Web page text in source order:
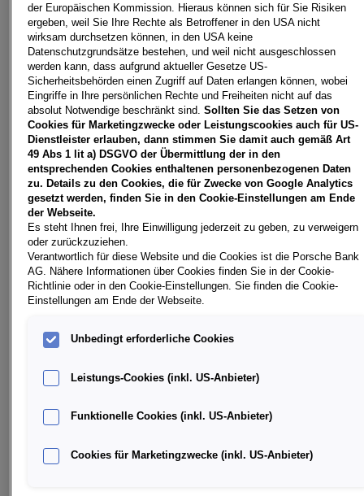
A1 Sportback 30 TFSI S line
5350 Strobl, Salzburg
Erstzulassung
10/2025
Leistung
115 PS (85 kW)
Kilometerstand
5.400 km
Kraftstoffart
Benzin
Fahrzeug & Finanzierung
Fahrzeuge pro Seite 12
1
Die Online-Fahrzeugsuche von car4me hat eine große
Preisen und attraktiven Konditionen. Finanzieren Sie Ihr
genau zu Ihrem Budget passen.Entdecken Sie unsere A1
Sportback Leasing-Modelle, die von unseren
der Europäischen Kommission. Hieraus können sich für Sie Risiken
ergeben, weil Sie Ihre Rechte als Betroffener in den USA nicht
wirksam durchsetzen können, in den USA keine
Datenschutzgrundsätze bestehen, und weil nicht ausgeschlossen
werden kann, dass aufgrund aktueller Gesetze US-
Sicherheitsbehörden einen Zugriff auf Daten erlangen können, wobei
Eingriffe in Ihre persönlichen Rechte und Freiheiten nicht auf das
absolut Notwendige beschränkt sind. Sollten Sie das Setzen von
Cookies für Marketingzwecke oder Leistungscookies auch für US-
Dienstleister erlauben, dann stimmen Sie damit auch gemäß Art
49 Abs 1 lit a) DSGVO der Übermittlung der in den
entsprechenden Cookies enthaltenen personenbezogenen Daten
zu. Details zu den Cookies, die für Zwecke von Google Analytics
gesetzt werden, finden Sie in den Cookie-Einstellungen am Ende
der Webseite.
Es steht Ihnen frei, Ihre Einwilligung jederzeit zu geben, zu verweigern
oder zurückzuziehen.
Verantwortlich für diese Website und die Cookies ist die Porsche Bank
AG. Nähere Informationen über Cookies finden Sie in der Cookie-
Richtlinie oder in den Cookie-Einstellungen. Sie finden die Cookie-
Einstellungen am Ende der Webseite.
Unbedingt erforderliche Cookies
Leistungs-Cookies (inkl. US-Anbieter)
Funktionelle Cookies (inkl. US-Anbieter)
Cookies für Marketingzwecke (inkl. US-Anbieter)